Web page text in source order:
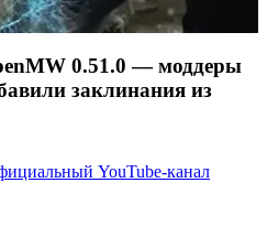
0.51.0 — моддеры
заклинания из
YouTube-канал